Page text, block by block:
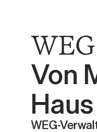
Von
WEG-